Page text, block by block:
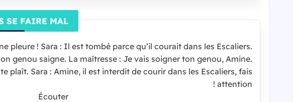
SE FAIRE MAL
pleure ! Sara : Il est tombé parce qu’il courait dans les Escaliers.
genou saigne. La maîtresse : Je vais soigner ton genou, Amine.
plaît. Sara : Amine, il est interdit de courir dans les Escaliers, fais
attention !
Écouter